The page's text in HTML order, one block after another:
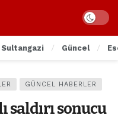
Sultangazi Güncel
GÜNCEL HABERLER
saldırı sonucu